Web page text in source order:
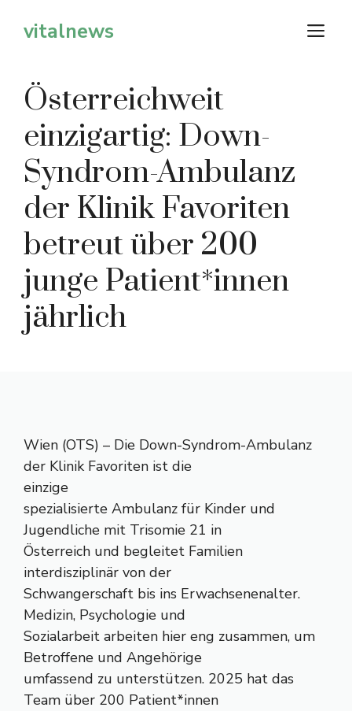
Inhaltvitalnews
Österreichweit
einzigartig: Down-
Syndrom-Ambulanz
der Klinik Favoriten
betreut über 200
junge Patient*innen
jährlich
Wien (OTS) – Die Down-Syndrom-Ambulanz
der Klinik Favoriten ist die
einzige
spezialisierte Ambulanz für Kinder und
Jugendliche mit Trisomie 21 in
Österreich und begleitet Familien
interdisziplinär von der
Schwangerschaft bis ins Erwachsenenalter.
Medizin, Psychologie und
Sozialarbeit arbeiten hier eng zusammen, um
Betroffene und Angehörige
umfassend zu unterstützen. 2025 hat das
Team über 200 Patient*innen